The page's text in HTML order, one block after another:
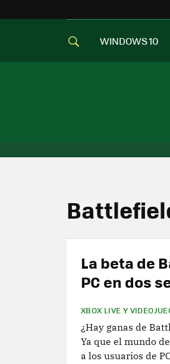
WINDOWS 10
La beta de
PC en dos
XBOX LIVE Y
¿Hay ganas de
Ya que el mundo
a los usuarios de